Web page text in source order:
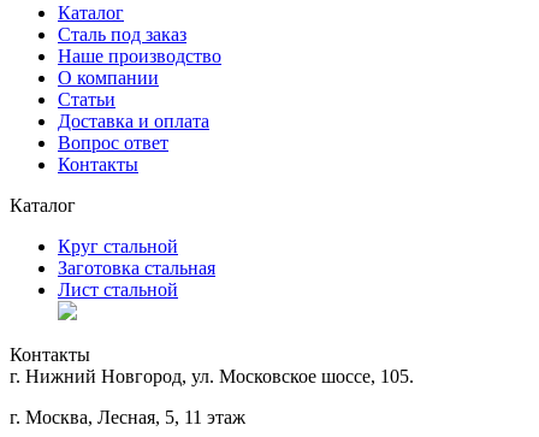
Каталог
Сталь под заказ
Наше производство
О компании
Статьи
Доставка и оплата
Вопрос ответ
Контакты
Каталог
Круг стальной
Заготовка стальная
Лист стальной
Контакты
г. Нижний Новгород, ул. Московское шоссе, 105.
г. Москва, Лесная, 5, 11 этаж